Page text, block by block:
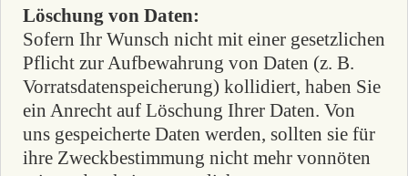
Löschung von Daten:
Sofern Ihr Wunsch nicht mit einer gesetzlichen
Pflicht zur Aufbewahrung von Daten (z. B.
Vorratsdatenspeicherung) kollidiert, haben Sie
ein Anrecht auf Löschung Ihrer Daten. Von
uns gespeicherte Daten werden, sollten sie für
ihre Zweckbestimmung nicht mehr vonnöten